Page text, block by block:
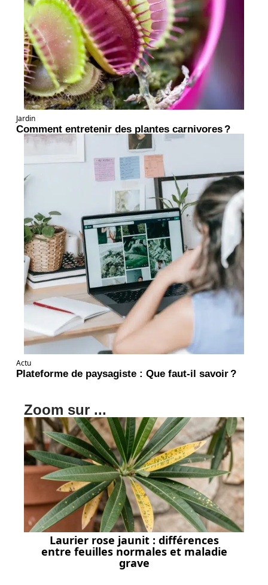
Jardin
Comment entretenir des plantes carnivores ?
Actu
Plateforme de paysagiste : Que faut-il savoir ?
Zoom sur ...
Laurier rose jaunit : différences
entre feuilles normales et maladie
grave